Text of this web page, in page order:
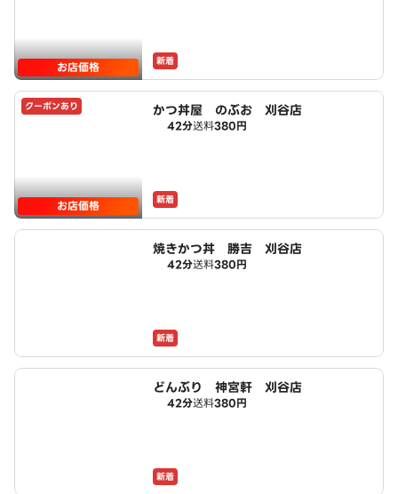
お店価格 新着
クーポンあり
お店価格
かつ丼屋 のぶお 刈谷店
42分送料380円
新着
焼きかつ丼 勝吉 刈谷店
42分送料380円
新着
どんぶり 神宮軒 刈谷店
42分送料380円
新着